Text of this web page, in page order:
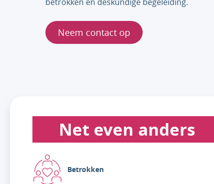
Neem contact op
Net even anders
Betrokken